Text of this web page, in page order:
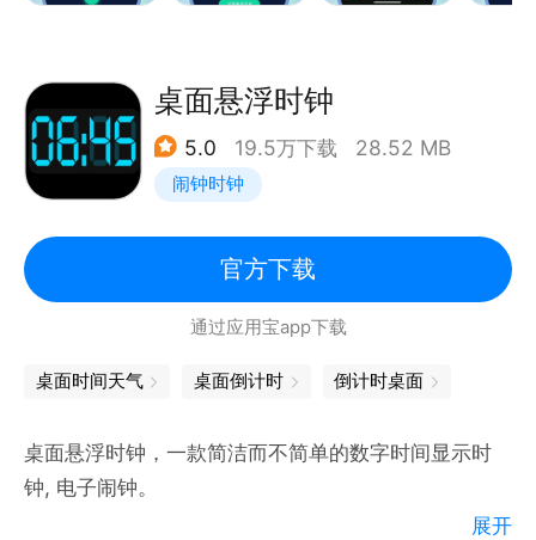
醒；
3.闹钟铃声列表：可以选择默认铃声和自定的铃声；
4.计时器：可以自由创建一个计时的事项，举例，煲
汤、跑步、午睡等事件；
需要联网也可，出差旅行必备；
6.秒表列表：开启秒表可以在一段时间内暂停系统会自
7.日历功能：日期方便查看，阴历、节日节气、法定假
8.备忘提醒：日程管理、生日管理、纪念日管理，让生
活变得井井有条；
Ps:关机、结束进程和静音闹钟都不会
桌面悬浮时钟
5.0 19.5万下载 28.52 MB
闹钟时钟
官方下载
通过应用宝app下载
桌面时间天气 桌面倒计时 倒计时桌面
桌面悬浮时钟，一款简洁而不简单的数字时间显示时
钟, 电子闹钟。
展开